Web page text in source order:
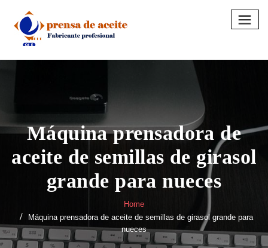
content
Máquina prensadora de
aceite de semillas de girasol
grande para nueces
Home
Máquina prensadora de aceite de semillas de girasol grande para
nueces